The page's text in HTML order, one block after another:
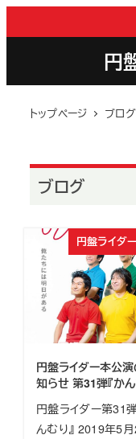
イ
コ
円
トップページ ブログ
ブログ
円盤ライダ
円盤ライダー本公
知らせ 第31弾『かん
円盤ライダー第31
んむり』 2019年5